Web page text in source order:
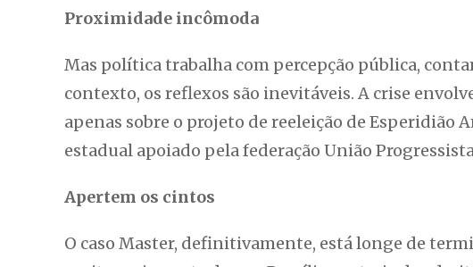
Proximidade incômoda
Mas política trabalha com percepção pública,
contexto, os reflexos são inevitáveis. A crise
apenas sobre o projeto de reeleição de Esperidião
estadual apoiado pela federação União
Apertem os cintos
O caso Master, definitivamente, está longe de